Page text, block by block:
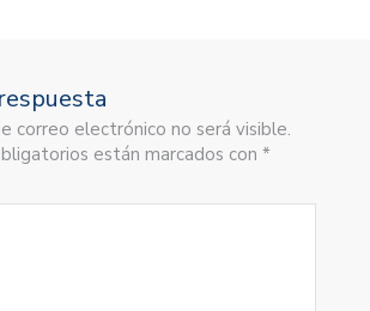
correo electrónico no será visible.
están marcados con *